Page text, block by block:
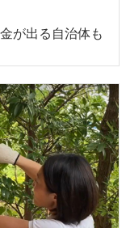
が出る自治体も